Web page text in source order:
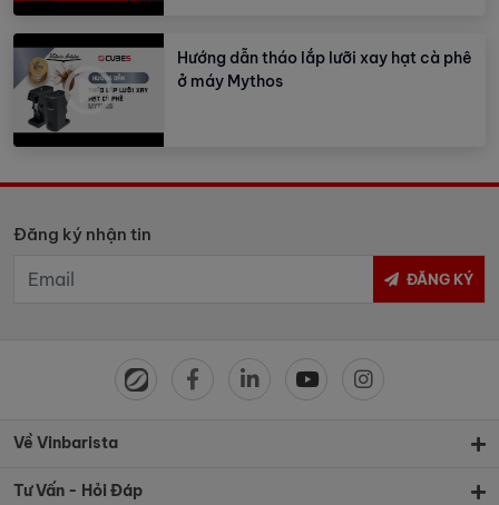
Hướng dẫn tháo lắp lưỡi xay hạt cà phê
ở máy Mythos
Đăng ký nhận tin
ĐĂNG KÝ
Về Vinbarista
Tư Vấn - Hỏi Đáp